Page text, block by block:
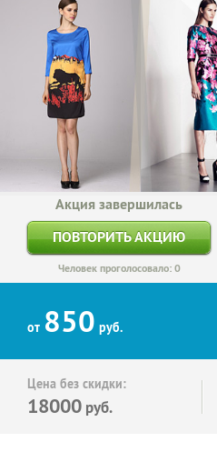
Акция завершилась
ПОВТОРИТЬ АКЦИЮ
Человек проголосовало: 0
от 850 руб.
Цена без скидки:
18000 руб.